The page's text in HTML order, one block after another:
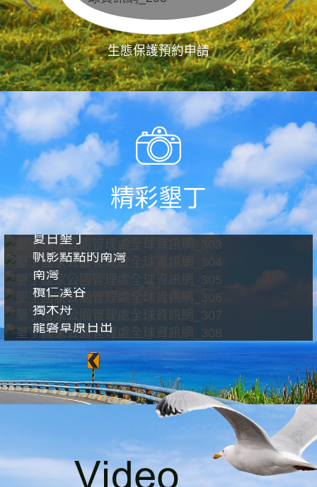
生態保護預約申請
精彩墾丁
夏日墾丁
帆影點點的南灣
南灣
欖仁溪谷
獨木舟
龍磐草原日出